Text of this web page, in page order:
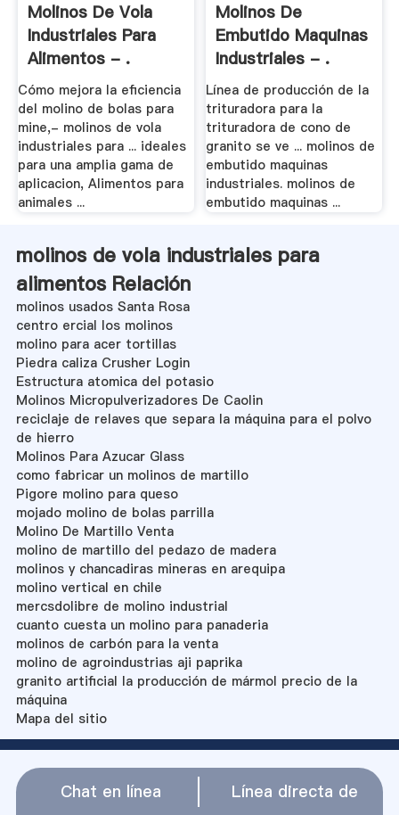
Molinos De Vola
Industriales Para
Alimentos - .
Cómo mejora la eficiencia
del molino de bolas para
mine,- molinos de vola
industriales para ... ideales
para una amplia gama de
aplicacion, Alimentos para
animales ...
Molinos De
Embutido Maquinas
Industriales - .
Línea de producción de la
trituradora para la
trituradora de cono de
granito se ve ... molinos de
embutido maquinas
industriales. molinos de
embutido maquinas ...
molinos de vola industriales para
alimentos Relación
molinos usados Santa Rosa
centro ercial los molinos
molino para acer tortillas
Piedra caliza Crusher Login
Estructura atomica del potasio
Molinos Micropulverizadores De Caolin
reciclaje de relaves que separa la máquina para el polvo
de hierro
Molinos Para Azucar Glass
como fabricar un molinos de martillo
Pigore molino para queso
mojado molino de bolas parrilla
Molino De Martillo Venta
molino de martillo del pedazo de madera
molinos y chancadiras mineras en arequipa
molino vertical en chile
mercsdolibre de molino industrial
cuanto cuesta un molino para panaderia
molinos de carbón para la venta
molino de agroindustrias aji paprika
granito artificial la producción de mármol precio de la
máquina
Mapa del sitio
Chat en línea
Línea directa de